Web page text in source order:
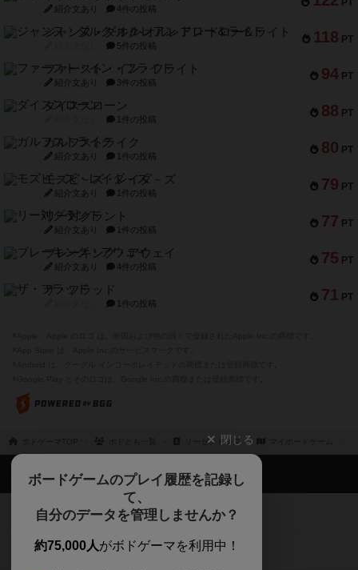
PT
紹介文あり 4件の投稿
118 PT
ジャンヌ・ダルク-オルレアン ドロー＆ライト
5件の投稿
94 PT
ファースト・イン・フライト
紹介文あり 3件の投稿
88 PT
ダイススローン
1件の投稿
80 PT
ガルフストライク
紹介文あり 1件の投稿
79 PT
モズビ－ズ・レイダ－ズ
紹介文あり 1件の投稿
77 PT
リー対グラント
紹介文あり 1件の投稿
75 PT
ブレーキング・アウェイ
紹介文あり 4件の投稿
71 PT
ザ・フラッド
1件の投稿
リーゼンドルフ
閉じる
ボードゲームのプレイ履歴を記録し
て、
自分のデータを管理しませんか？
約75,000人がボドゲーマを利用中！
ボドゲーマTOP
ボードゲームを検索する
ボードゲームの新着レビュー